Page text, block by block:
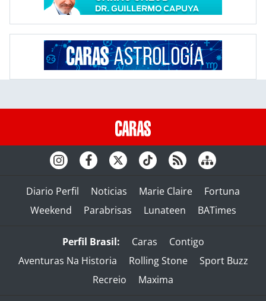
Diario Perfil Noticias Marie Claire
Fortuna
Weekend
Parabrisas Lunateen BATimes
Perfil Brasil: Caras
Contigo
Aventuras Na Historia
Rolling Stone
Sport Buzz
Recreio
Maxima